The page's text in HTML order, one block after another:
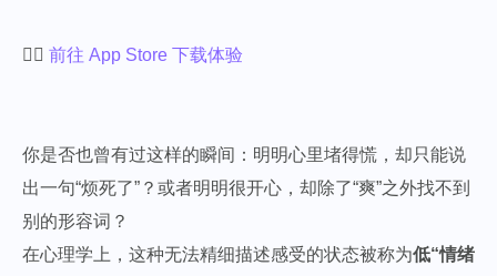
👉🏻 前往 App Store 下载体验
你是否也曾有过这样的瞬间：明明心里堵得慌，却只能说
出一句“烦死了”？或者明明很开心，却除了“爽”之外找不到
别的形容词？
在心理学上，这种无法精细描述感受的状态被称为低“情绪